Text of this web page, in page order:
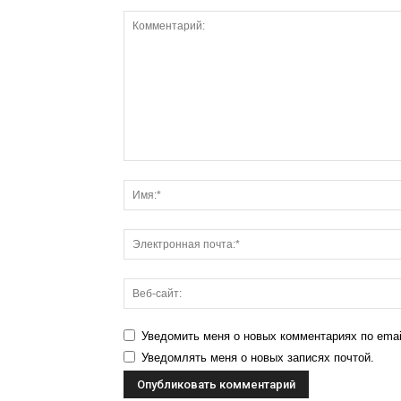
Уведомить меня о новых комментариях по
Уведомлять меня о новых записях почтой.